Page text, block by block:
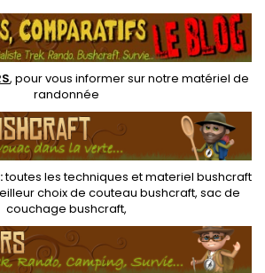
un
joint,
et de...
légère et le sport grace à son
bouchon à tétine , sans
revêtement ni vernis
intérieur,...
, pour vous informer sur notre matériel de
randonnée
:toutes les techniques etmateriel bushcraft
choix de couteau bushcraft, sac de
couchage bushcraft,